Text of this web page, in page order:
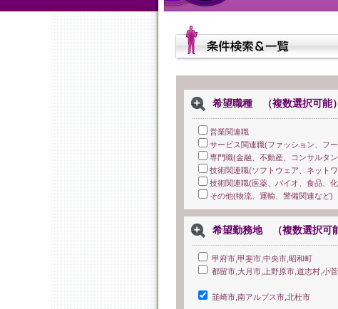
希望職種 （複数選択可能）
営業関連職
サービス関連職(ファッション、フ
専門職(金融、不動産、コンサルタ
技術関連職(ソフトウェア、ネット
技術関連職(医薬、バイオ、食品、
その他(物流、運輸、警備関連など)
希望勤務地 （複数選択可
甲府市,甲斐市,中央市,昭和町
都留市,大月市,上野原市,道志村,小
韮崎市,南アルプス市,北杜市